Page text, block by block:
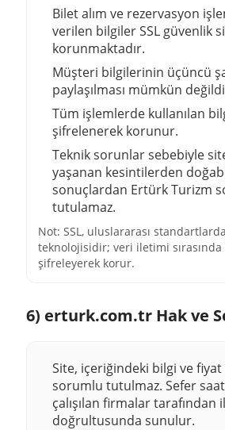
Bilet alım ve rezervasyon
verilen bilgilerSSL güvenlik
korunmaktadır.
Müşteri bilgilerinin üçüncü
paylaşılması mümkün
Tüm işlemlerde kullanılan
şifrelenerek korunur.
Teknik sorunlar sebebiyle
yaşanan kesintilerden
sonuçlardan Ertürk Turizm
tutulamaz.
Not: SSL, uluslararası
teknolojisidir; veri iletimi
şifreleyerek korur.
6) erturk.com.tr Hak ve
Site, içeriğindeki bilgi ve
sorumlu tutulmaz. Sefer
çalışılan firmalar
doğrultusunda sunulur.